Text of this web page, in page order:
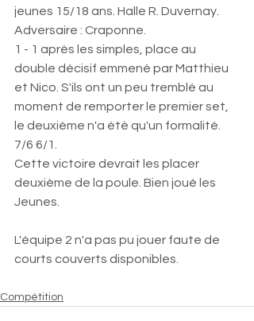
jeunes 15/18 ans. Halle R. Duvernay.
Adversaire : Craponne.
1 - 1 après les simples, place au
double décisif emmené par Matthieu
et Nico. S'ils ont un peu tremblé au
moment de remporter le premier set,
le deuxième n'a été qu'un formalité.
7/6 6/1.
Cette victoire devrait les placer
deuxième de la poule. Bien joué les
Jeunes.
L'équipe 2 n'a pas pu jouer faute de
courts couverts disponibles.
Compétition